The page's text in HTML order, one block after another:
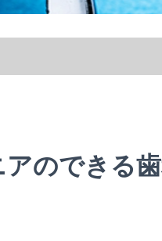
アのできる